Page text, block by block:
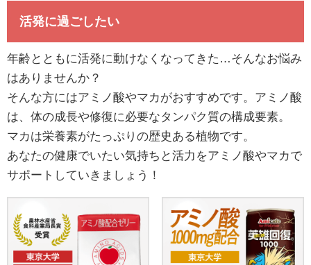
活発に過ごしたい
年齢とともに活発に動けなくなってきた…そんなお悩み
はありませんか？
そんな方にはアミノ酸やマカがおすすめです。アミノ酸
は、体の成長や修復に必要なタンパク質の構成要素。
マカは栄養素がたっぷりの歴史ある植物です。
あなたの健康でいたい気持ちと活力をアミノ酸やマカで
サポートしていきましょう！